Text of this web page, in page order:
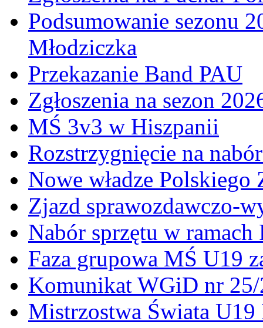
Podsumowanie sezonu
Młodziczka
Przekazanie Band PAU
Zgłoszenia na sezon
MŚ 3v3 w Hiszpanii
Rozstrzygnięcie na
Nowe władze
Zjazd sprawozdawczo-
Nabór sprzętu w ramach
Faza grupowa MŚ U19
Komunikat WGiD nr
Mistrzostwa Świata